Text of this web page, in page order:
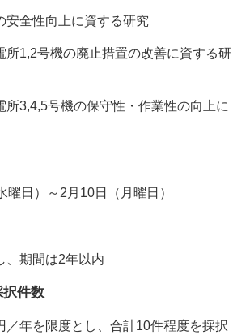
安全性向上に資する研究
所1,2号機の廃止措置の改善に資する研
所3,4,5号機の保守性・作業性の向上に
曜日）～2月10日（月曜日）
、期間は2年以内
択件数
／年を限度とし、合計10件程度を採択